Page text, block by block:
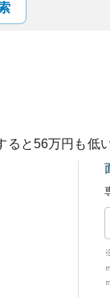
ると56万円も低